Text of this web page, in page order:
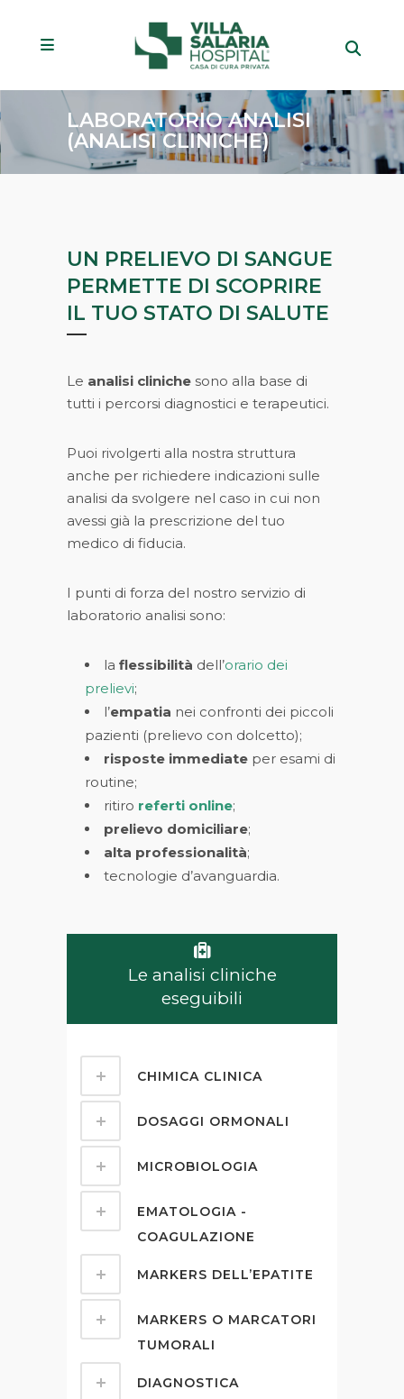
LABORATORIO ANALISI
(ANALISI CLINICHE)
UN PRELIEVO DI SANGUE
PERMETTE DI SCOPRIRE
IL TUO STATO DI SALUTE
Le analisi cliniche sono alla base di
tutti i percorsi diagnostici e terapeutici.
Puoi rivolgerti alla nostra struttura
anche per richiedere indicazioni sulle
analisi da svolgere nel caso in cui non
avessi già la prescrizione del tuo
medico di fiducia.
I punti di forza del nostro servizio di
laboratorio analisi sono:
la flessibilità dell’orario dei
prelievi;
l’empatia nei confronti dei piccoli
pazienti (prelievo con dolcetto);
risposte immediate per esami di
routine;
ritiro referti online;
prelievo domiciliare;
alta professionalità;
tecnologie d’avanguardia.
Le analisi cliniche
eseguibili
CHIMICA CLINICA
DOSAGGI ORMONALI
MICROBIOLOGIA
EMATOLOGIA -
COAGULAZIONE
MARKERS DELL’EPATITE
MARKERS O MARCATORI
TUMORALI
DIAGNOSTICA